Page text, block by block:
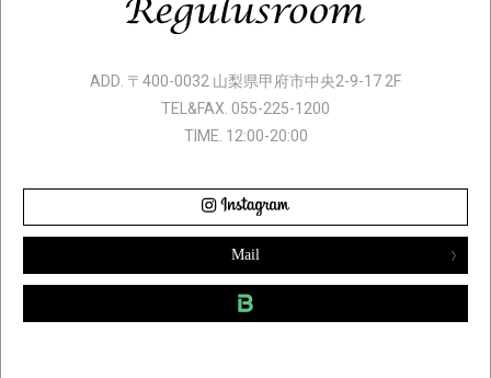
ADD. 〒400-0032 山梨県甲府市中央2-9-17 2F
TEL&FAX. 055-225-1200
TIME. 12:00-20:00
Mail